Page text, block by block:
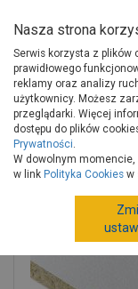
Strona główna
Sufity podwieszane
Płyta sufitowa
1200x600x20
Nasza strona
Serwis korzysta z
prawidłowego
reklamy oraz analizy
użytkownicy. Możesz
przeglądarki. Więcej
dostępu do plików
Prywatności.
W dowolnym
w link Polityka Cookies w